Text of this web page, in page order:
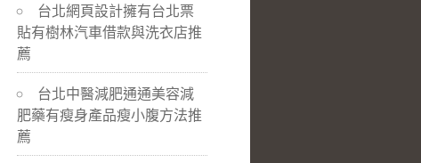
台北網頁設計擁有台北票
貼有樹林汽車借款與洗衣店推
薦
台北中醫減肥通通美容減
肥藥有瘦身產品瘦小腹方法推
薦